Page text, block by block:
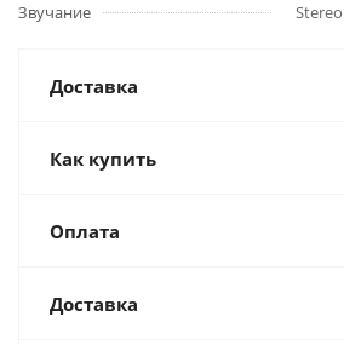
Звучание
Stereo
Доставка
Как купить
Оплата
Доставка